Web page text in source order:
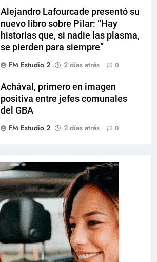
Alejandro Lafourcade presentó su
nuevo libro sobre Pilar: “Hay
historias que, si nadie las plasma,
se pierden para siempre”
FM Estudio 2
2 días atrás 0
Achával, primero en imagen
positiva entre jefes comunales
del GBA
FM Estudio 2
2 días atrás 0